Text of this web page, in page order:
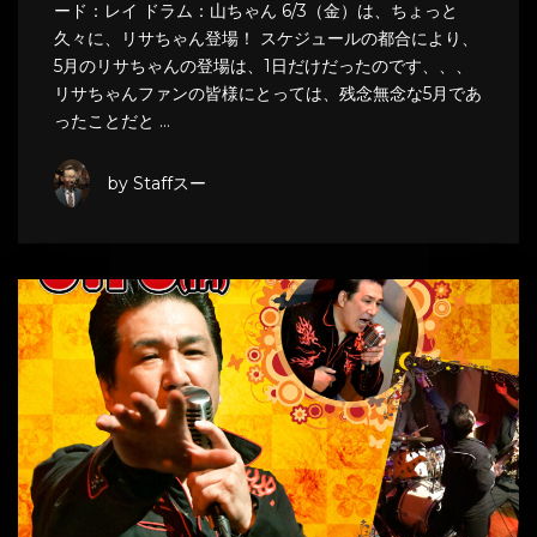
ード：レイ ドラム：山ちゃん 6/3（金）は、ちょっと
久々に、リサちゃん登場！ スケジュールの都合により、
5月のリサちゃんの登場は、1日だけだったのです、、、
リサちゃんファンの皆様にとっては、残念無念な5月であ
ったことだと …
by Staffスー